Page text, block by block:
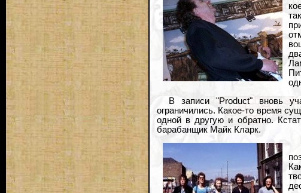
В записи "Product" вновь
ограничились. Какое-то время
одной в другую и обратно.
барабанщик Майк Кларк.